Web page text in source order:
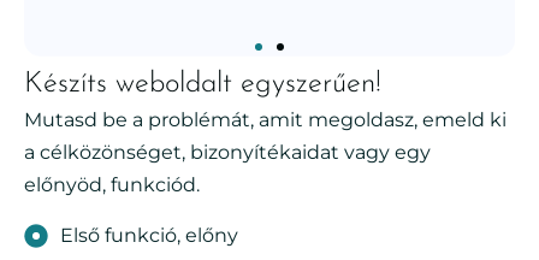
Készíts weboldalt egyszerűen!
Mutasd be a problémát, amit megoldasz, emeld ki
a célközönséget, bizonyítékaidat vagy egy
előnyöd, funkciód.
Első funkció, előny